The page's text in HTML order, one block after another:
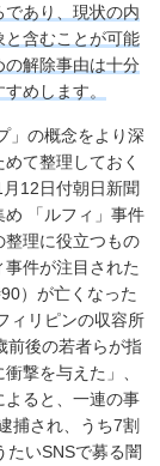
あり、現状の内
と含むことが可能
の解除事由は十分
めします。
」の概念をより深
て整理しておく
12日付朝日新聞
め 「ルフィ」事件
整理に役立つもの
件が注目された
）が亡くなった
ィリピンの収容所
前後の若者らが指
撃を与えた」、
よると、一連の事
捕され、うち7割
たいSNSで募る闇